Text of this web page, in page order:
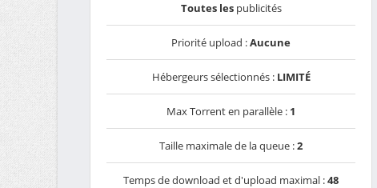
Toutes lespublicités
Priorité upload :Aucune
Hébergeurs sélectionnés : LIMITÉ
Max Torrent en parallèle : 1
Taille maximale de la queue :2
Temps de download et d'upload maximal :48